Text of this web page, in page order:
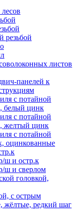
резьбой
листов
панелей к
с потайной
белый цинк
с потайной
желтый цинк
с потайной
оцинкованные
ш и остр.к
ш и сверлом
головкой,
с острым
жёлтые, редкий шаг